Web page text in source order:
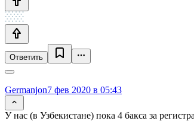
Ответить
Germanjon7 фев 2020 в 05:43
У нас (в Узбекистане) пока 4 бакса за